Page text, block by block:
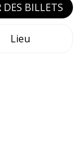
Lieu
DES BILLETS